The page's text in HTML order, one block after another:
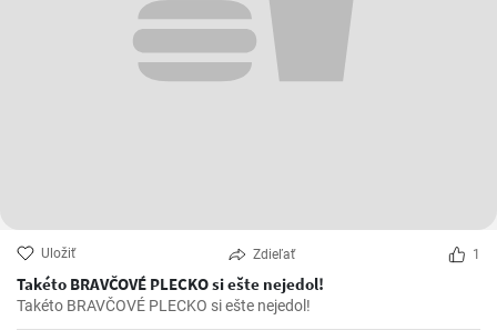
Uložiť Zdieľať 1
Takéto BRAVČOVÉ PLECKO si ešte nejedol!
Takéto BRAVČOVÉ PLECKO si ešte nejedol!